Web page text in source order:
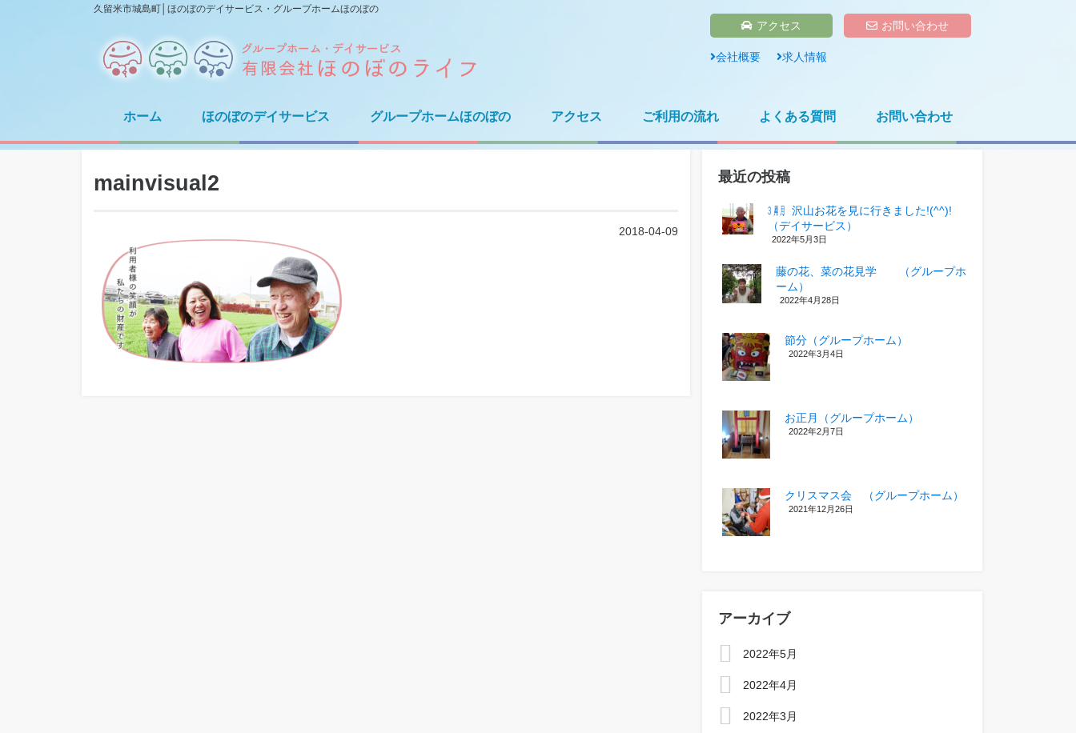
久留米市城島町│ほのぼのデイサービス・グループホームほのぼの
アクセス お問い合わせ
会社概要 求人情報
ホーム ほのぼのデイサービス グループホームほのぼの アクセス ご利用の流れ よくある質問 お問い合わせ
mainvisual2
2018-04-09
最近の投稿
㋂㋃、沢山お花を見に行きました!(^^)!
（デイサービス）
2022年5月3日
藤の花、菜の花見学 （グループホ
ーム）
2022年4月28日
節分（グループホーム）
2022年3月4日
お正月（グループホーム）
2022年2月7日
クリスマス会 （グループホーム）
2021年12月26日
アーカイブ
2022年5月
2022年4月
2022年3月